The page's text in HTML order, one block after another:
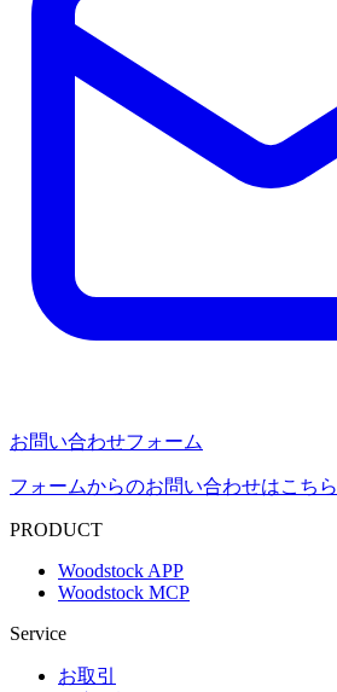
お問い合わせフォーム
フォームからのお問い合わせはこちら
PRODUCT
Woodstock APP
Woodstock MCP
Service
お取引